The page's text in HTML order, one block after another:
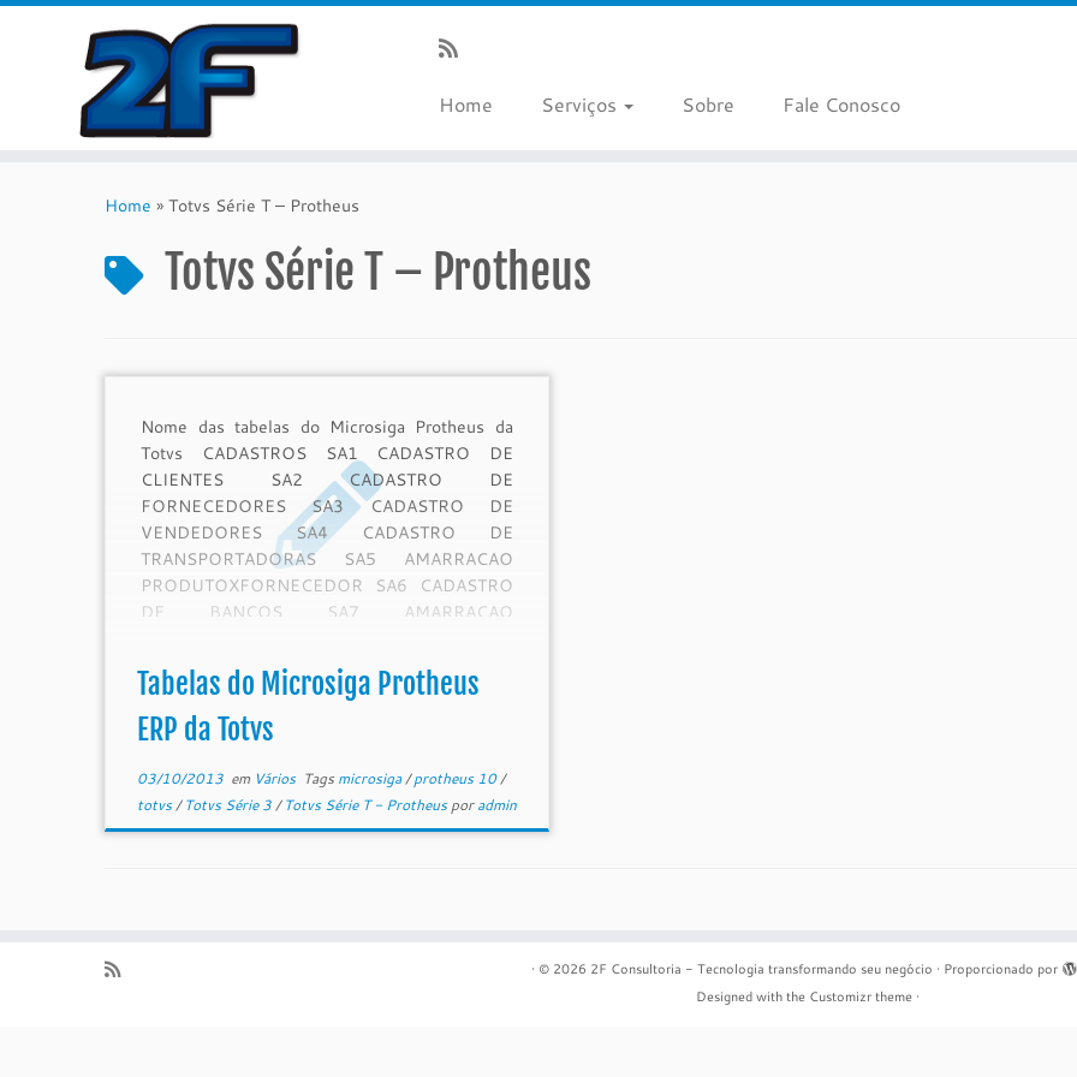
Home Serviços Sobre Fale Conosco
Home » Totvs Série T – Protheus
Totvs Série T – Protheus
Nome das tabelas do Microsiga Protheus da
Totvs CADASTROS SA1 CADASTRO DE
CLIENTES SA2 CADASTRO DE
FORNECEDORES SA3 CADASTRO DE
VENDEDORES SA4 CADASTRO DE
TRANSPORTADORAS SA5 AMARRACAO
PRODUTOXFORNECEDOR SA6 CADASTRO
DE BANCOS SA7 AMARRACAO
TECNICOS SAA CADASTRO DE PACOTES DE
HORAS SAB CADASTRO DE COMISSOES
SAC […]
Tabelas do Microsiga Protheus
ERP da Totvs
03/10/2013em Vários Tags microsiga/protheus 10/
totvs/Totvs Série 3/Totvs Série T - Protheusporadmin
· © 2026 2F Consultoria - Tecnologia transformando seu negócio · Proporcionado por
Designed with the Customizr theme ·